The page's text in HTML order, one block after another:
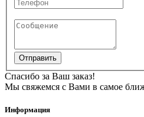
Отправить
Спасибо за Ваш заказ!
Мы свяжемся с Вами в самое
Информация